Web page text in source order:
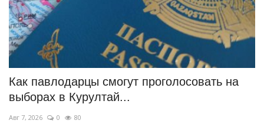
Как павлодарцы смогут проголосовать на
выборах в Курултай...
Авг 7, 2026 0 80